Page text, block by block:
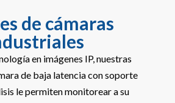
de cámaras
en imágenes IP, nuestras
de baja latencia con soporte
le permiten monitorear a su